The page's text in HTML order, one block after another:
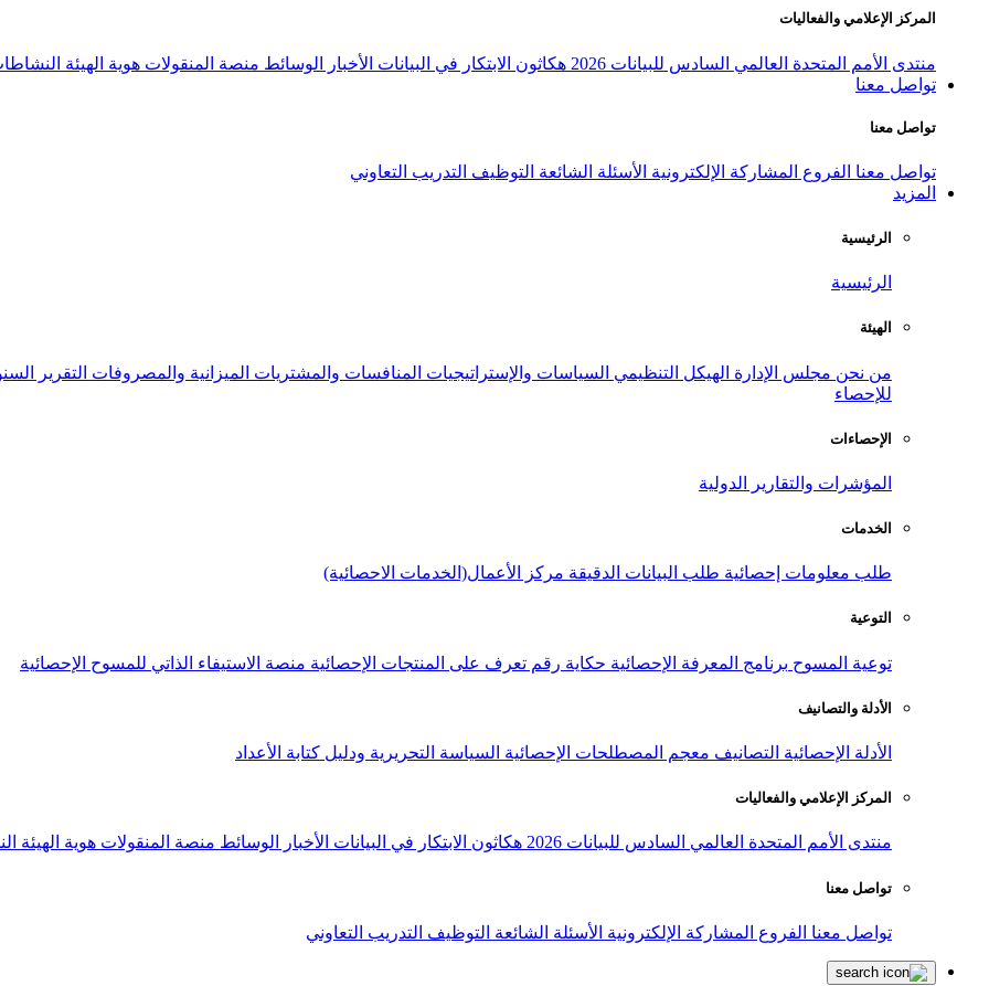
المركز الإعلامي والفعاليات
منتدى الأمم المتحدة العالمي السادس للبيانات 2026 هكاثون الابتكار في البيانات الأخبار الوسائط منصة المنقولات هوية الهيئة
تواصل معنا
تواصل معنا
تواصل معنا الفروع المشاركة الإلكترونية الأسئلة الشائعة التوظيف التدريب التعاوني
المزيد
الرئيسية
الرئيسية
الهيئة
من نحن مجلس الإدارة الهيكل التنظيمي السياسات والإستراتيجيات المنافسات والمشتريات الميزانية والمصروفات التقرير
للإحصاء
الإحصاءات
المؤشرات والتقارير الدولية
الخدمات
طلب معلومات إحصائية طلب البيانات الدقيقة مركز الأعمال(الخدمات الاحصائية)
التوعية
توعية المسوح برنامج المعرفة الإحصائية حكاية رقم تعرف على المنتجات الإحصائية منصة الاستيفاء الذاتي للمسوح الإحصائية
الأدلة والتصانيف
الأدلة الإحصائية التصانيف معجم المصطلحات الإحصائية السياسة التحريرية ودليل كتابة الأعداد
المركز الإعلامي والفعاليات
منتدى الأمم المتحدة العالمي السادس للبيانات 2026 هكاثون الابتكار في البيانات الأخبار الوسائط منصة المنقولات هوية الهيئة
تواصل معنا
تواصل معنا الفروع المشاركة الإلكترونية الأسئلة الشائعة التوظيف التدريب التعاوني